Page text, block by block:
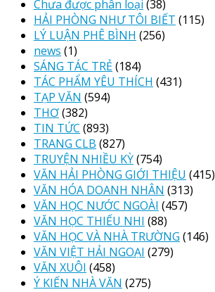
Chưa được phân loại (38)
HẢI PHÒNG NHƯ TÔI BIẾT (115)
LÝ LUẬN PHÊ BÌNH (256)
news (1)
SÁNG TÁC TRẺ (184)
TÁC PHẨM YÊU THÍCH (431)
TẠP VĂN (594)
THƠ(382)
TIN TỨC (893)
TRANG CLB (827)
TRUYỆN NHIỀU KỲ(754)
VĂN HẢI PHÒNG GIỚI THIỆU (415)
VĂN HÓA DOANH NHÂN (313)
VĂN HỌC NƯỚC NGOÀI (457)
VĂN HỌC THIẾU NHI (88)
VĂN HỌC VÀ NHÀ TRƯỜNG (146)
VĂN VIỆT HẢI NGOẠI (279)
VĂN XUÔI (458)
Ý KIẾN NHÀ VĂN (275)